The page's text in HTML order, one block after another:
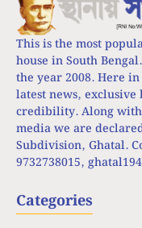
This is the most
house in South
the year 2008. Here
latest news,
credibility. Along
media we are
Subdivision, Ghatal.
9732738015,
Categories